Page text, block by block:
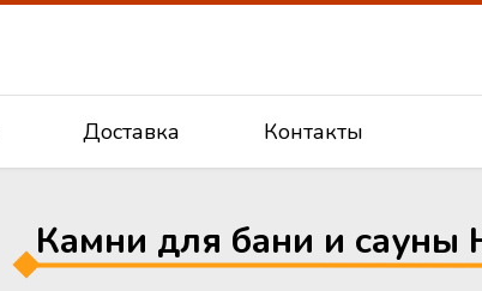
Доставка Контакты
Камни для бани и сауны